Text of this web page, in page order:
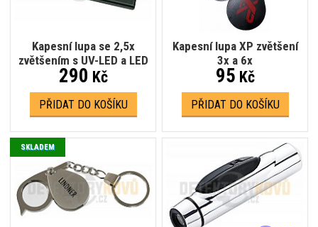
Kapesní lupa se 2,5x
zvětšením s UV-LED a LED
290 Kč
PŘIDAT DO KOŠÍKU
Kapesní lupa XP zvětšení
3x a 6x
95 Kč
PŘIDAT DO KOŠÍKU
SKLADEM